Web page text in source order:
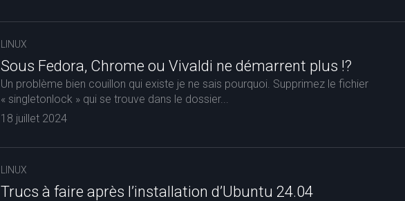
LINUX
Sous Fedora, Chrome ou Vivaldi ne démarrent plus !?
Un problème bien couillon qui existe je ne sais pourquoi. Supprimez le fichier
« singletonlock » qui se trouve dans le dossier...
18 juillet 2024
LINUX
Trucs à faire après l’installation d’Ubuntu 24.04